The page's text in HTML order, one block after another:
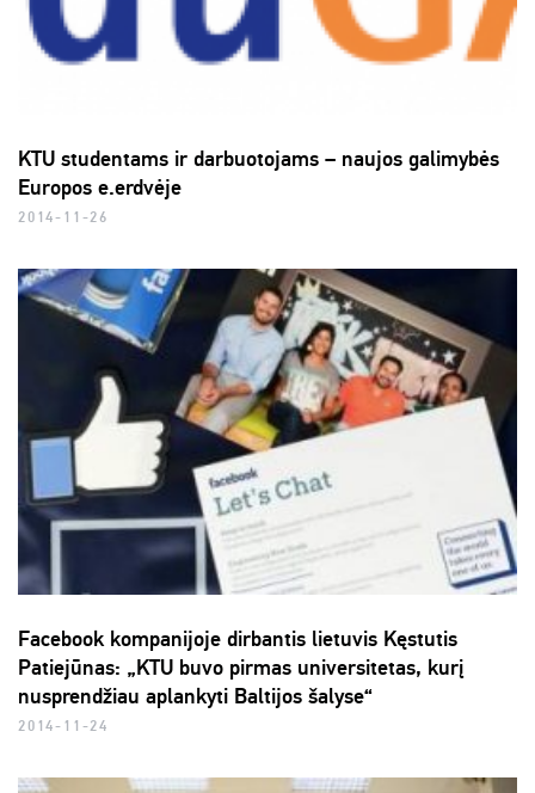
KTU studentams ir darbuotojams – naujos galimybės
Europos e.erdvėje
2014-11-26
Facebook kompanijoje dirbantis lietuvis Kęstutis
Patiejūnas: „KTU buvo pirmas universitetas, kurį
nusprendžiau aplankyti Baltijos šalyse“
2014-11-24